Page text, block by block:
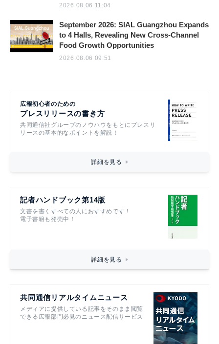
2026.08.06 11:04
September 2026: SIAL Guangzhou Expands
to 4 Halls, Revealing New Cross-Channel
Food Growth Opportunities
2026.08.06 09:51
広報初心者のための
プレスリリースの書き方
共同通信社グループのノウハウをもとにプレスリ
リースの基本的なポイントを解説！
詳細を見る
記者ハンドブック第14版
文書を書くすべての人におすすめです！
電子書籍も発売中！
詳細を見る
共同通信リアルタイムニュース
メディアに提供している記事をそのまま閲覧
できる広報部門必見のニュース配信サービス